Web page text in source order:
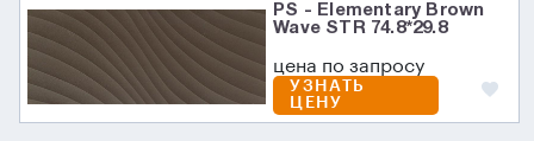
PS - Elementary Brown
Wave STR 74.8*29.8
цена по запросу
УЗНАТЬ
ЦЕНУ